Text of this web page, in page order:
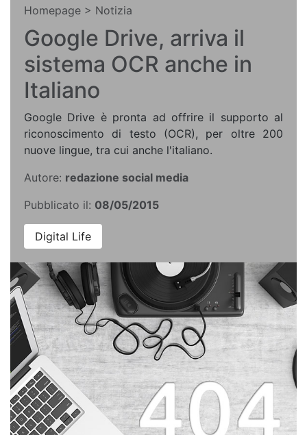
Homepage > Notizia
Google Drive, arriva il
sistema OCR anche in
Italiano
Google Drive è pronta ad offrire il supporto al
riconoscimento di testo (OCR), per oltre 200
nuove lingue, tra cui anche l'italiano.
Autore: redazione social media
Pubblicato il: 08/05/2015
Digital Life